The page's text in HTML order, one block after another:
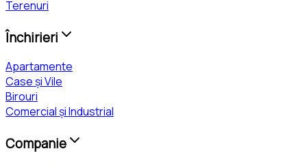
Terenuri
Închirieri
Apartamente
Case și Vile
Birouri
Comercial și Industrial
Companie